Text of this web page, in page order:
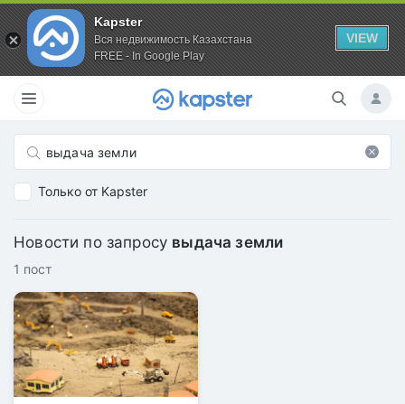
Kapster
Вся недвижимость Казахстана
FREE - In Google Play
VIEW
Только от Kapster
Новости по запросу выдача земли
1 пост